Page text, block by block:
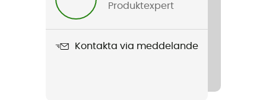
Produktexpert
Kontakta via meddelande